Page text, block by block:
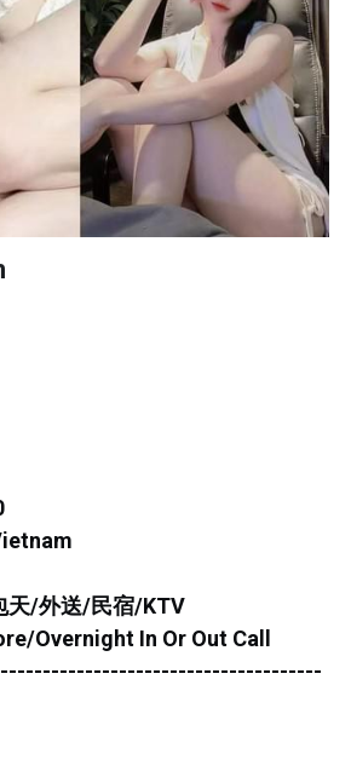
2
3
1
1
2
天/外送/民宿/KTV
Overnight In Or Out Call